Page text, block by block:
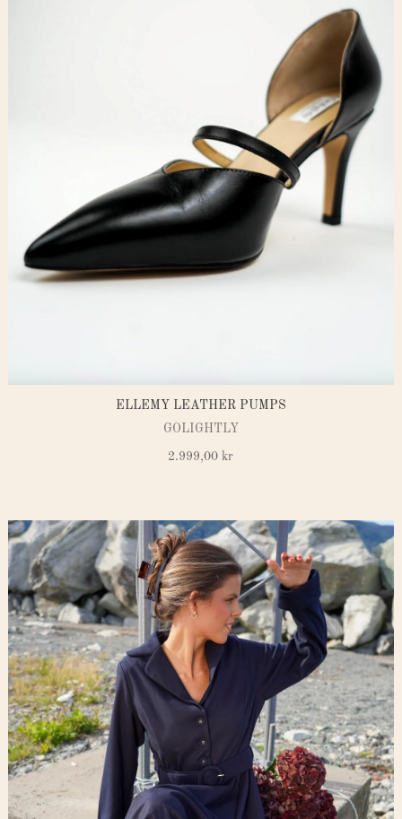
ELLEMY LEATHER PUMPS
GOLIGHTLY
2.999,00 kr